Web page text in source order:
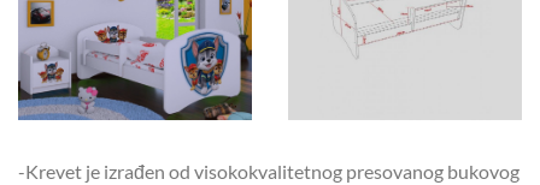
-Krevet je izrađen od visokokvalitetnog presovanog bukovog